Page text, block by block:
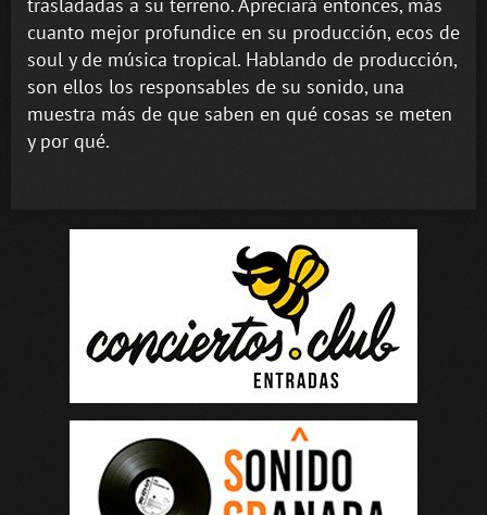
trasladadas a su terreno. Apreciará entonces, más
cuanto mejor profundice en su producción, ecos de
soul y de música tropical. Hablando de producción,
son ellos los responsables de su sonido, una
muestra más de que saben en qué cosas se meten
y por qué.